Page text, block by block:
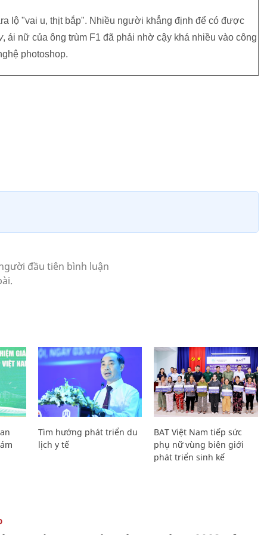
lộ "vai u, thịt bắp". Nhiều người khẳng định để có được
, ái nữ của ông trùm F1 đã phải nhờ cậy khá nhiều vào công
photoshop.
Tìm hướng phát triển du
lịch y tế
BAT Việt Nam tiếp sức
phụ nữ vùng biên giới
phát triển sinh kế